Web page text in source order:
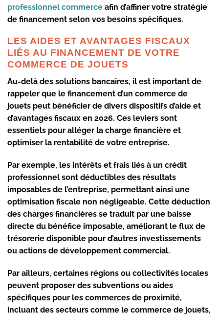
professionnel commerce afin d’affiner votre stratégie
de financement selon vos besoins spécifiques.
LES AIDES ET AVANTAGES FISCAUX
LIÉS AU FINANCEMENT DE VOTRE
COMMERCE DE JOUETS
Au-delà des solutions bancaires, il est important de
rappeler que le financement d’un commerce de
jouets peut bénéficier de divers dispositifs d’aide et
d’avantages fiscaux en 2026. Ces leviers sont
essentiels pour alléger la charge financière et
optimiser la rentabilité de votre entreprise.
Par exemple, les intérêts et frais liés à un crédit
professionnel sont déductibles des résultats
imposables de l’entreprise, permettant ainsi une
optimisation fiscale non négligeable. Cette déduction
des charges financières se traduit par une baisse
directe du bénéfice imposable, améliorant le flux de
trésorerie disponible pour d’autres investissements
ou actions de développement commercial.
Par ailleurs, certaines régions ou collectivités locales
peuvent proposer des subventions ou aides
spécifiques pour les commerces de proximité,
incluant des secteurs comme le commerce de jouets,